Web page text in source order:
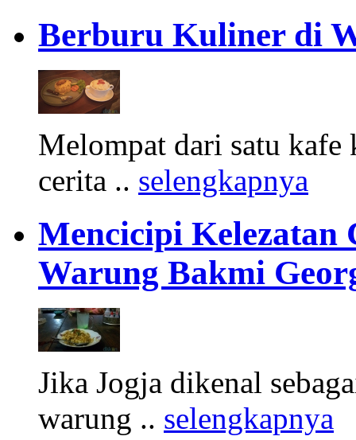
Berburu Kuliner di
Melompat dari satu
cerita .. selengkapnya
Mencicipi Kelezatan
Warung Bakmi
Jika Jogja dikenal
warung .. selengkapnya